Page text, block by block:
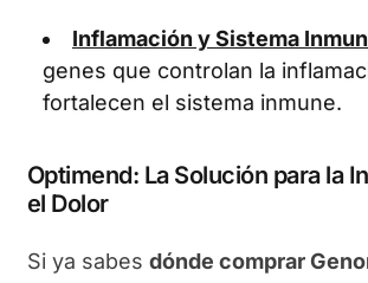
Inflamación y Sistema
genes que controlan la
fortalecen el sistema inmune.
Optimend: La Solución para la
el Dolor
Si ya sabes dónde comprar